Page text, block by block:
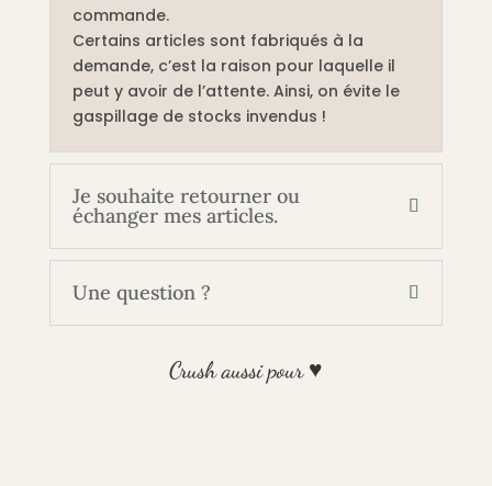
commande.
Certains articles sont fabriqués à la
demande, c’est la raison pour laquelle il
peut y avoir de l’attente. Ainsi, on évite le
gaspillage de stocks invendus !
Je souhaite retourner ou
échanger mes articles.
Une question ?
Crush aussi pour ♥